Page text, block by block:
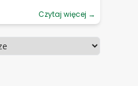
Czytaj więcej →